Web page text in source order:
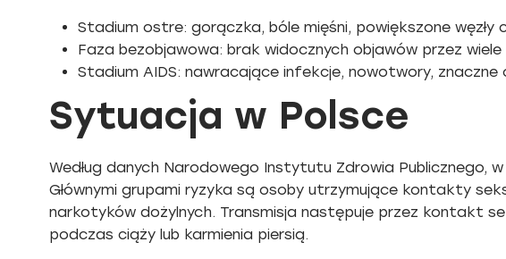
Stadium ostre: gorączka, bóle mięśni, powiększone węzły
Faza bezobjawowa: brak widocznych objawów przez
Stadium AIDS: nawracające infekcje, nowotwory, znaczne
Sytuacja w Polsce
Według danych Narodowego Instytutu Zdrowia Publicznego,
Głównymi grupami ryzyka są osoby utrzymujące kontakty
narkotyków dożylnych. Transmisja następuje przez kontakt
podczas ciąży lub karmienia piersią.